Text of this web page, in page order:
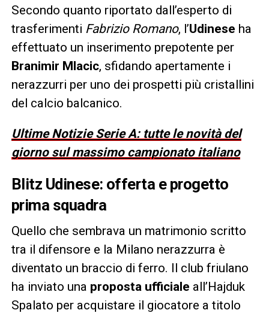
Secondo quanto riportato dall’esperto di
trasferimenti Fabrizio Romano, l’Udinese ha
effettuato un inserimento prepotente per
Branimir Mlacic, sfidando apertamente i
nerazzurri per uno dei prospetti più cristallini
del calcio balcanico.
Ultime Notizie Serie A: tutte le novità del
giorno sul massimo campionato italiano
Blitz Udinese: offerta e progetto
prima squadra
Quello che sembrava un matrimonio scritto
tra il difensore e la Milano nerazzurra è
diventato un braccio di ferro. Il club friulano
ha inviato una proposta ufficiale all’Hajduk
Spalato per acquistare il giocatore a titolo